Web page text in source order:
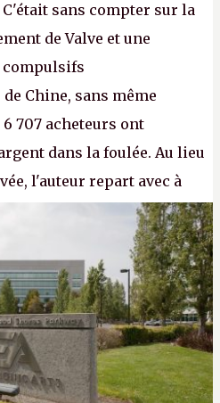
sans compter sur la
de Valve et une
compulsifs
Chine, sans même
707 acheteurs ont
dans la foulée. Au lieu
l'auteur repart avec à
C'est toujours plus
à dev, mais ça
qu'on ne braque pas
P.